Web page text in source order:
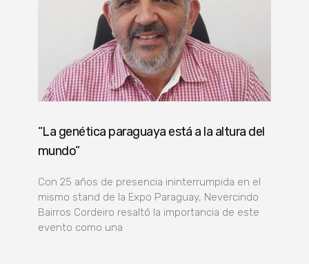
“La genética paraguaya está a la altura del
mundo”
Con 25 años de presencia ininterrumpida en el
mismo stand de la Expo Paraguay, Nevercindo
Bairros Cordeiro resaltó la importancia de este
evento como una